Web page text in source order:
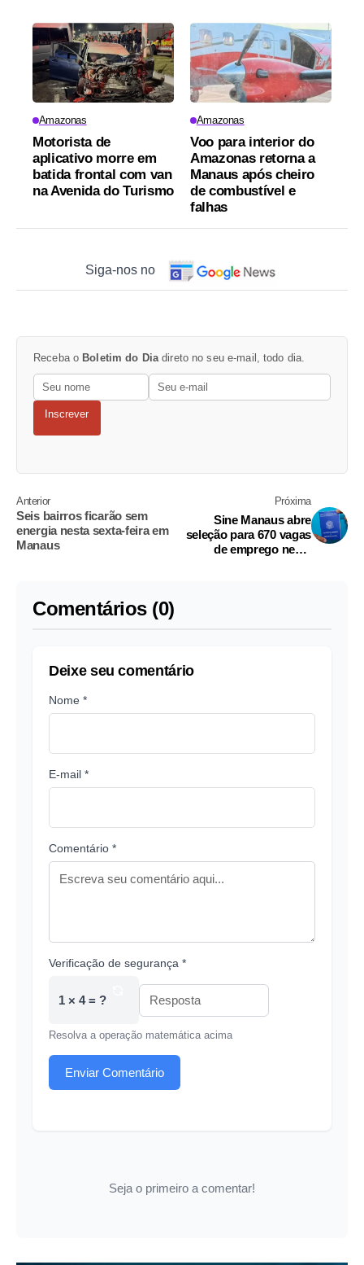
Amazonas
Motorista de
aplicativo morre em
batida frontal com van
na Avenida do Turismo
Amazonas
Voo para interior do
Amazonas retorna a
Manaus após cheiro
de combustível e
falhas
Siga-nos no
Receba o Boletim do Diadireto no seu e-mail, todo dia.
Inscrever
Anterior
Seis bairros ficarão sem
energia nesta sexta-feira em
Manaus
Próxima
Sine Manaus abre
seleção para 670 vagas
de emprego nesta
Comentários (0)
Deixe seu comentário
Nome *
E-mail *
Comentário *
Verificação de segurança *
1 × 4 = ?
Resolva a operação matemática acima
Enviar Comentário
Seja o primeiro a comentar!